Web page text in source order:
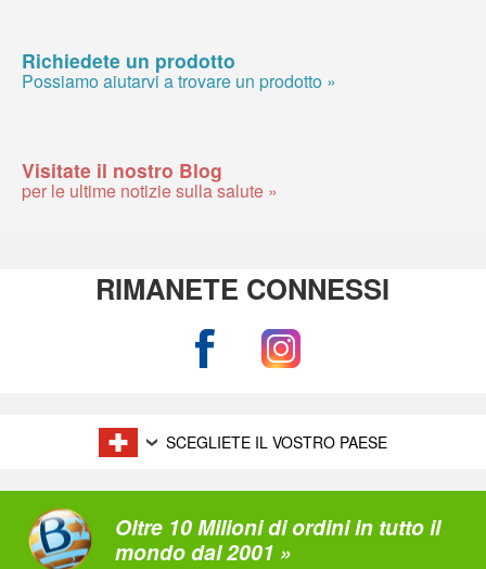
Richiedete un prodotto
Possiamo aiutarvi a trovare un prodotto »
Visitate il nostro Blog
per le ultime notizie sulla salute »
RIMANETE CONNESSI
SCEGLIETE IL VOSTRO PAESE
Oltre 10 Milioni di ordini in tutto il
mondo dal 2001 »